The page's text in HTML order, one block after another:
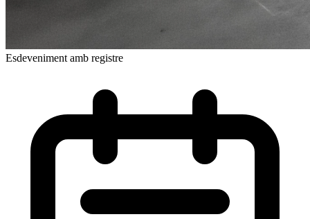
Esdeveniment amb registre